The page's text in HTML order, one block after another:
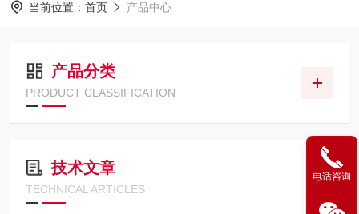
当前位置： 首页 产品中心
产品分类
PRODUCT CLASSIFICATION
技术文章
TECHNICAL ARTICLES
电话咨询